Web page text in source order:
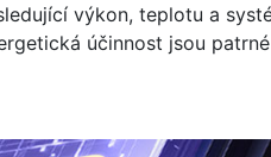
výkon, teplotu a
účinnost jsou